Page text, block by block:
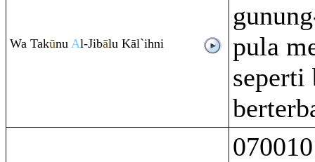
Wa Takūnu Al-Jibālu Kāl`ihni
pula
seperti